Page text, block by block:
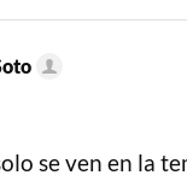
se ven en la